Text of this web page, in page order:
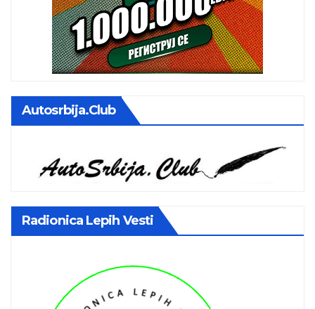
Autosrbija.club
Radionica Lepih Vesti